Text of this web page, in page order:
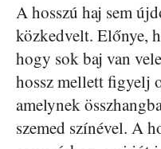
A hosszú haj sem
közkedvelt. Előnye,
hogy sok baj van
hossz mellett figyelj
amelynek
szemed színével. A